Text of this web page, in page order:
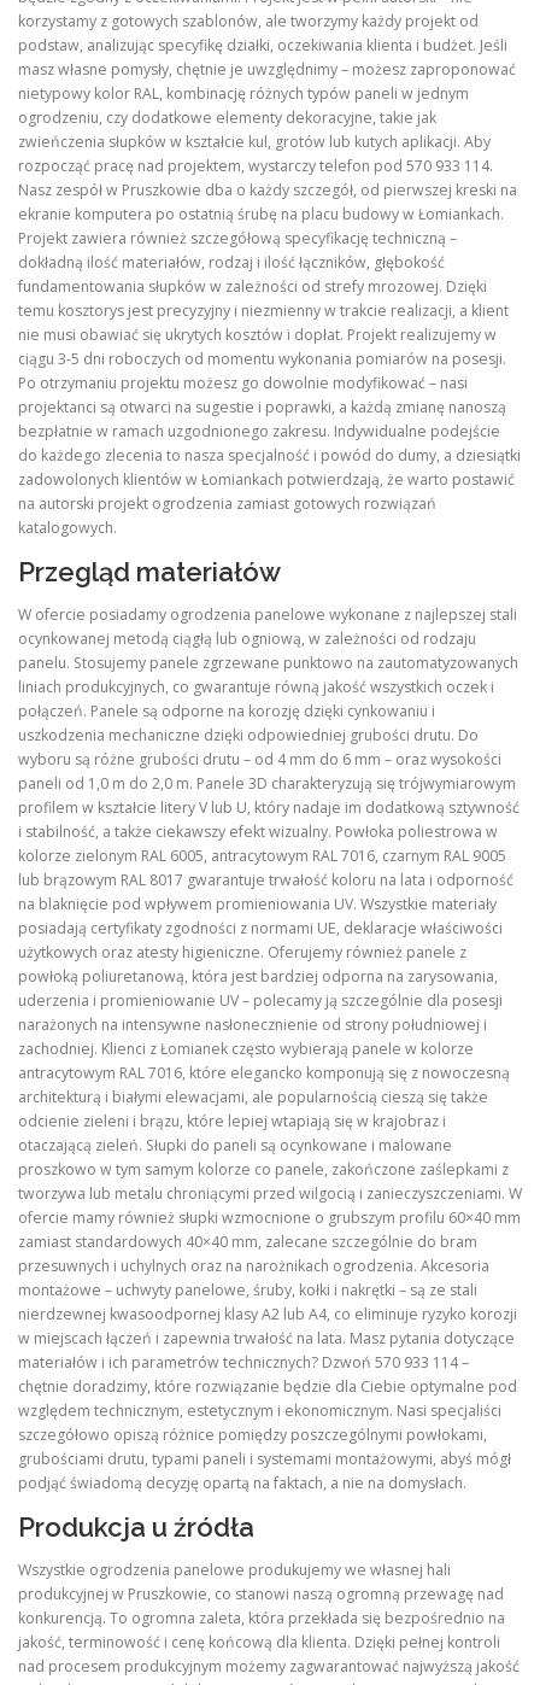
korzystamy z gotowych szablonów, ale tworzymy każdy projekt od
podstaw, analizując specyfikę działki, oczekiwania klienta i budżet. Jeśli
masz własne pomysły, chętnie je uwzględnimy – możesz zaproponować
nietypowy kolor RAL, kombinację różnych typów paneli w jednym
ogrodzeniu, czy dodatkowe elementy dekoracyjne, takie jak
zwieńczenia słupków w kształcie kul, grotów lub kutych aplikacji. Aby
rozpocząć pracę nad projektem, wystarczy telefon pod 570 933 114.
Nasz zespół w Pruszkowie dba o każdy szczegół, od pierwszej kreski na
ekranie komputera po ostatnią śrubę na placu budowy w Łomiankach.
Projekt zawiera również szczegółową specyfikację techniczną –
dokładną ilość materiałów, rodzaj i ilość łączników, głębokość
fundamentowania słupków w zależności od strefy mrozowej. Dzięki
temu kosztorys jest precyzyjny i niezmienny w trakcie realizacji, a klient
nie musi obawiać się ukrytych kosztów i dopłat. Projekt realizujemy w
ciągu 3-5 dni roboczych od momentu wykonania pomiarów na posesji.
Po otrzymaniu projektu możesz go dowolnie modyfikować – nasi
projektanci są otwarci na sugestie i poprawki, a każdą zmianę nanoszą
bezpłatnie w ramach uzgodnionego zakresu. Indywidualne podejście
do każdego zlecenia to nasza specjalność i powód do dumy, a dziesiątki
zadowolonych klientów w Łomiankach potwierdzają, że warto postawić
na autorski projekt ogrodzenia zamiast gotowych rozwiązań
katalogowych.
Przegląd materiałów
W ofercie posiadamy ogrodzenia panelowe wykonane z najlepszej stali
ocynkowanej metodą ciągłą lub ogniową, w zależności od rodzaju
panelu. Stosujemy panele zgrzewane punktowo na zautomatyzowanych
liniach produkcyjnych, co gwarantuje równą jakość wszystkich oczek i
połączeń. Panele są odporne na korozję dzięki cynkowaniu i
uszkodzenia mechaniczne dzięki odpowiedniej grubości drutu. Do
wyboru są różne grubości drutu – od 4 mm do 6 mm – oraz wysokości
paneli od 1,0 m do 2,0 m. Panele 3D charakteryzują się trójwymiarowym
profilem w kształcie litery V lub U, który nadaje im dodatkową sztywność
i stabilność, a także ciekawszy efekt wizualny. Powłoka poliestrowa w
kolorze zielonym RAL 6005, antracytowym RAL 7016, czarnym RAL 9005
lub brązowym RAL 8017 gwarantuje trwałość koloru na lata i odporność
na blaknięcie pod wpływem promieniowania UV. Wszystkie materiały
posiadają certyfikaty zgodności z normami UE, deklaracje właściwości
użytkowych oraz atesty higieniczne. Oferujemy również panele z
powłoką poliuretanową, która jest bardziej odporna na zarysowania,
uderzenia i promieniowanie UV – polecamy ją szczególnie dla posesji
narażonych na intensywne nasłonecznienie od strony południowej i
zachodniej. Klienci z Łomianek często wybierają panele w kolorze
antracytowym RAL 7016, które elegancko komponują się z nowoczesną
architekturą i białymi elewacjami, ale popularnością cieszą się także
odcienie zieleni i brązu, które lepiej wtapiają się w krajobraz i
otaczającą zieleń. Słupki do paneli są ocynkowane i malowane
proszkowo w tym samym kolorze co panele, zakończone zaślepkami z
tworzywa lub metalu chroniącymi przed wilgocią i zanieczyszczeniami. W
ofercie mamy również słupki wzmocnione o grubszym profilu 60×40 mm
zamiast standardowych 40×40 mm, zalecane szczególnie do bram
przesuwnych i uchylnych oraz na narożnikach ogrodzenia. Akcesoria
montażowe – uchwyty panelowe, śruby, kołki i nakrętki – są ze stali
nierdzewnej kwasoodpornej klasy A2 lub A4, co eliminuje ryzyko korozji
w miejscach łączeń i zapewnia trwałość na lata. Masz pytania dotyczące
materiałów i ich parametrów technicznych? Dzwoń 570 933 114 –
chętnie doradzimy, które rozwiązanie będzie dla Ciebie optymalne pod
względem technicznym, estetycznym i ekonomicznym. Nasi specjaliści
szczegółowo opiszą różnice pomiędzy poszczególnymi powłokami,
grubościami drutu, typami paneli i systemami montażowymi, abyś mógł
podjąć świadomą decyzję opartą na faktach, a nie na domysłach.
Produkcja u źródła
Wszystkie ogrodzenia panelowe produkujemy we własnej hali
produkcyjnej w Pruszkowie, co stanowi naszą ogromną przewagę nad
konkurencją. To ogromna zaleta, która przekłada się bezpośrednio na
jakość, terminowość i cenę końcową dla klienta. Dzięki pełnej kontroli
nad procesem produkcyjnym możemy zagwarantować najwyższą jakość